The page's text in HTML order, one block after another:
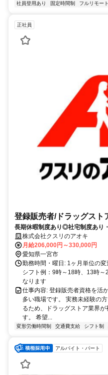
社員登用あり 固定時間制 フルリモート
正社員
登録販売者/ドラッグスト
長期休暇制度あり◎社宅制度あり
株式会社クスリのアオキ
月給206,000円～330,000円
愛知県一宮市
勤務時間・曜日: 1ヶ月単位の
シフト例：9時～18時、13時
なります
仕事内容: 登録販売者資格を活
多い職場です。 実務未経験の
るため、ドラッグストア業界
す。 希望...
変形労働時間制 交通費支給 シフト制
アルバイト・パート